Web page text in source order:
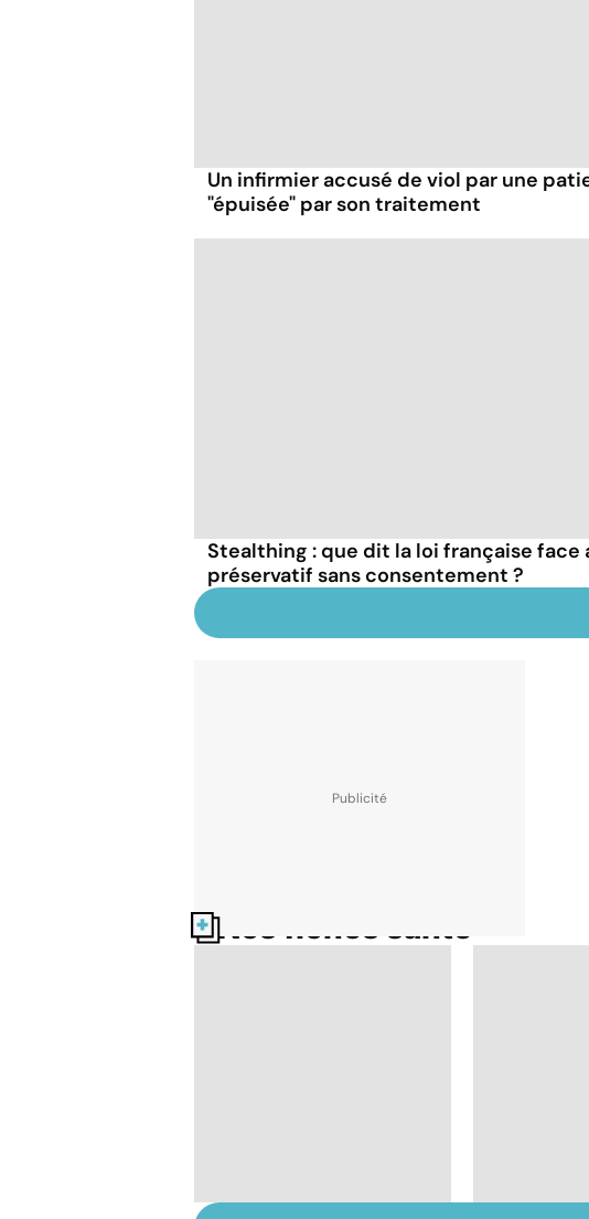
Un infirmier accusé de viol par une
"épuisée" par son traitement
Stealthing : que dit la loi française face
préservatif sans consentement ?
Nos fiches santé